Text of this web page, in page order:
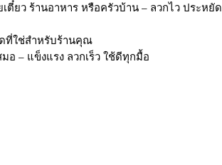
ตี๋ยว ร้านอาหาร หรือครัวบ้าน – ลวกไว ประหยัด
ที่ใช่สำหรับร้านคุณ
อ – แข็งแรง ลวกเร็ว ใช้ดีทุกมื้อ